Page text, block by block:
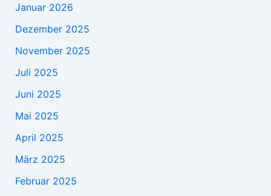
Januar 2026
Dezember 2025
November 2025
Juli 2025
Juni 2025
Mai 2025
April 2025
März 2025
Februar 2025